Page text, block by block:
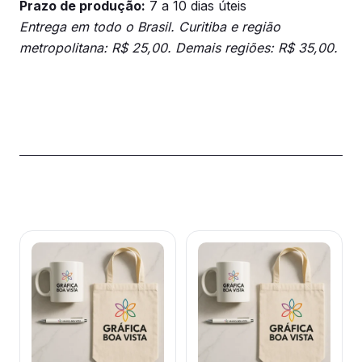
Prazo de produção: 7 a 10 dias úteis
Entrega em todo o Brasil. Curitiba e região
metropolitana: R$ 25,00. Demais regiões: R$ 35,00.
Este
produto
tem
várias
Este
produto
tem
várias